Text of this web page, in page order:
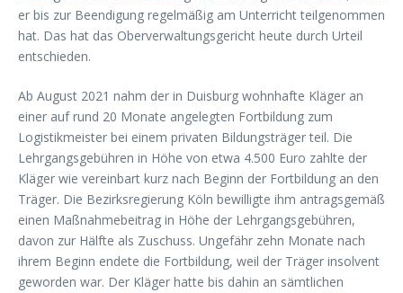
er bis zur Beendigung regelmäßig am Unterricht teilgenommen
hat. Das hat das Oberverwaltungsgericht heute durch Urteil
entschieden.
Ab August 2021 nahm der in Duisburg wohnhafte Kläger an
einer auf rund 20 Monate angelegten Fortbildung zum
Logistikmeister bei einem privaten Bildungsträger teil. Die
Lehrgangsgebühren in Höhe von etwa 4.500 Euro zahlte der
Kläger wie vereinbart kurz nach Beginn der Fortbildung an den
Träger. Die Bezirksregierung Köln bewilligte ihm antragsgemäß
einen Maßnahmebeitrag in Höhe der Lehrgangsgebühren,
davon zur Hälfte als Zuschuss. Ungefähr zehn Monate nach
ihrem Beginn endete die Fortbildung, weil der Träger insolvent
geworden war. Der Kläger hatte bis dahin an sämtlichen